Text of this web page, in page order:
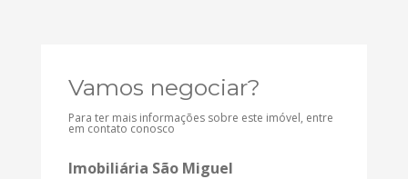
Vamos negociar?
Para ter mais informações sobre este imóvel, entre
em contato conosco
Imobiliária São Miguel